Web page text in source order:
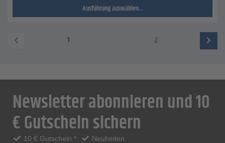
Ausführung auswählen...
1 2
Newsletter abonnieren und 10
€ Gutschein sichern
10 € Gutschein *
Neuheiten